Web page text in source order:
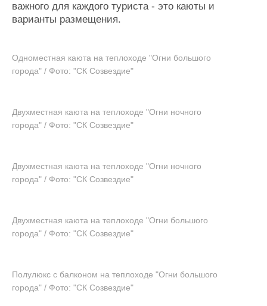
важного для каждого туриста - это каюты и
варианты размещения.
Одноместная каюта на теплоходе "Огни большого
города" / Фото: "СК Созвездие"
Двухместная каюта на теплоходе "Огни ночного
города" / Фото: "СК Созвездие"
Двухместная каюта на теплоходе "Огни ночного
города" / Фото: "СК Созвездие"
Двухместная каюта на теплоходе "Огни большого
города" / Фото: "СК Созвездие"
Полулюкс с балконом на теплоходе "Огни большого
города" / Фото: "СК Созвездие"